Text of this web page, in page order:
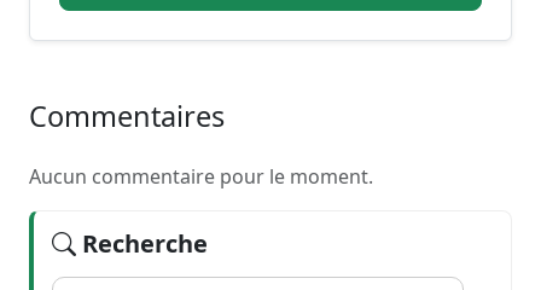
Commentaires
Aucun commentaire pour le moment.
Recherche